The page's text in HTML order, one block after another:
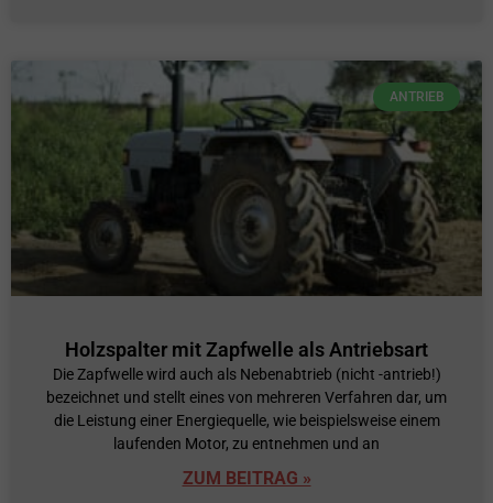
ANTRIEB
Holzspalter mit Zapfwelle als Antriebsart
Die Zapfwelle wird auch als Nebenabtrieb (nicht -antrieb!)
bezeichnet und stellt eines von mehreren Verfahren dar, um
die Leistung einer Energiequelle, wie beispielsweise einem
laufenden Motor, zu entnehmen und an
ZUM BEITRAG »